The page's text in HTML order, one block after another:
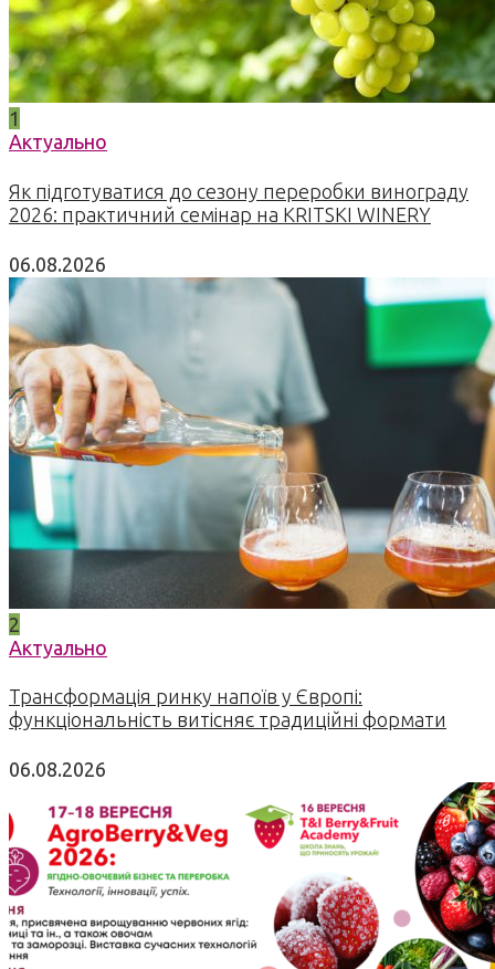
1
Актуально
Як підготуватися до сезону переробки винограду
2026: практичний семінар на KRITSKI WINERY
06.08.2026
2
Актуально
Трансформація ринку напоїв у Європі:
функціональність витісняє традиційні формати
06.08.2026